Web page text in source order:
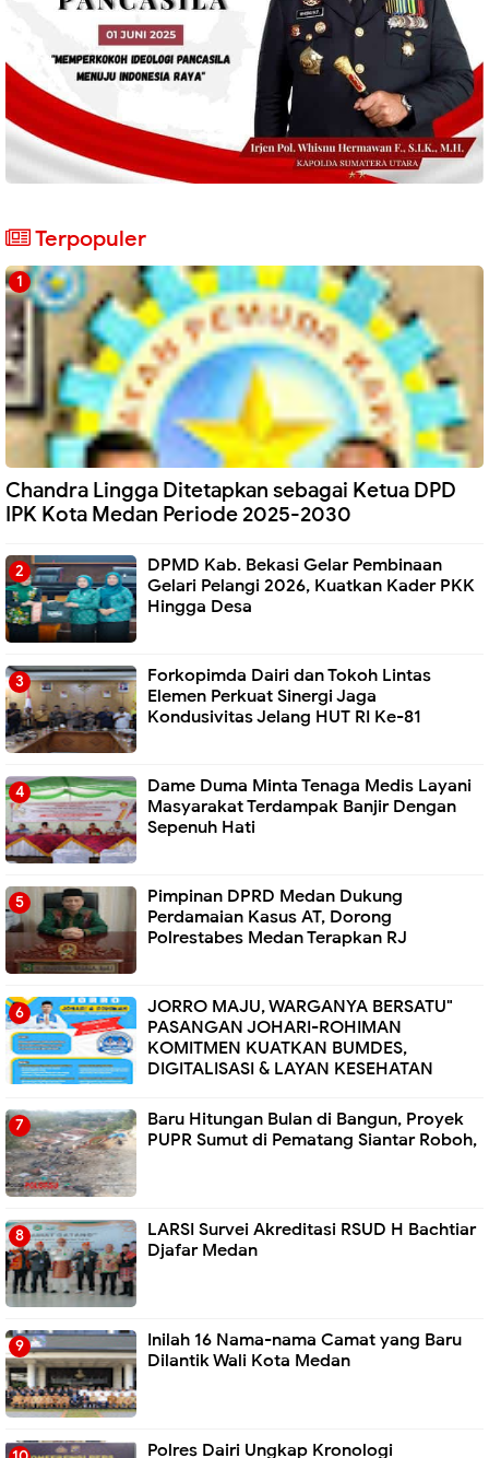
Terpopuler
Chandra Lingga Ditetapkan sebagai Ketua DPD
IPK Kota Medan Periode 2025-2030
DPMD Kab. Bekasi Gelar Pembinaan
Gelari Pelangi 2026, Kuatkan Kader PKK
Hingga Desa
Forkopimda Dairi dan Tokoh Lintas
Elemen Perkuat Sinergi Jaga
Kondusivitas Jelang HUT RI Ke-81
Dame Duma Minta Tenaga Medis Layani
Masyarakat Terdampak Banjir Dengan
Sepenuh Hati
Pimpinan DPRD Medan Dukung
Perdamaian Kasus AT, Dorong
Polrestabes Medan Terapkan RJ
JORRO MAJU, WARGANYA BERSATU"
PASANGAN JOHARI-ROHIMAN
KOMITMEN KUATKAN BUMDES,
DIGITALISASI & LAYAN KESEHATAN
Baru Hitungan Bulan di Bangun, Proyek
PUPR Sumut di Pematang Siantar Roboh,
LARSI Survei Akreditasi RSUD H Bachtiar
Djafar Medan
Inilah 16 Nama-nama Camat yang Baru
Dilantik Wali Kota Medan
Polres Dairi Ungkap Kronologi